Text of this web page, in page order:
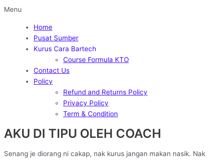
Menu
Home
Pusat Sumber
Kurus Cara Bartech
Course Formula KTO
Contact Us
Policy
Refund and Returns Policy
Privacy Policy
Term & Condition
AKU DI TIPU OLEH COACH
Senang je diorang ni cakap, nak kurus jangan makan nasik. Nak